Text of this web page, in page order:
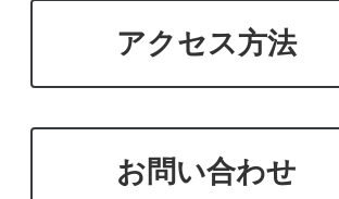
アクセス方法
お問い合わせ